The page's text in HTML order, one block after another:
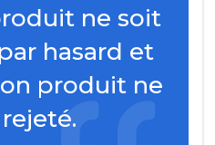
ne soit
hasard et
produit ne